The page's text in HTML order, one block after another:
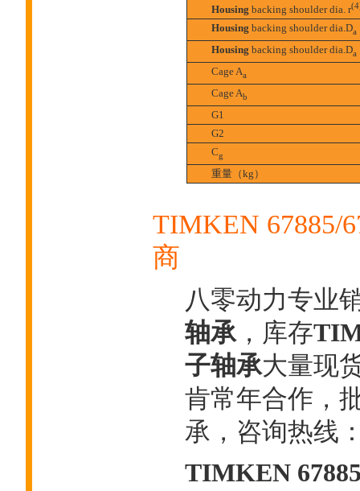
Housing backing shoulder dia. r
Housing backing shoulder dia.Da
Housing backing shoulder dia.Da
Cage Aa
Cage Ab
G1
G2
Cg
重量（kg）
TIMKEN 67885/
商
八零动力专业
轴承，库存
子轴承大量现
肯常年合作，
承，咨询热线
TIMKEN